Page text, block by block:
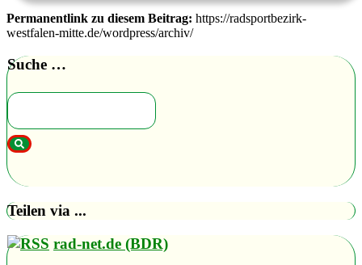
Permanentlink zu diesem Beitrag: https://radsportbezirk-
westfalen-mitte.de/wordpress/archiv/
Suche …
Teilen via ...
rad-net.de (BDR)